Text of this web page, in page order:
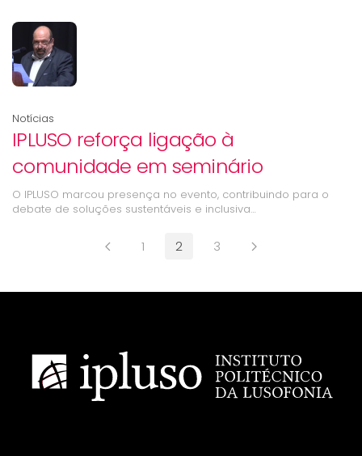
Notícias
IPLUSO reforça ligação à
comunidade em seminário
O IPLUSO marcou presença no evento, contribuindo para o
debate de soluções sustentáveis e inclusiva…
1 2 3